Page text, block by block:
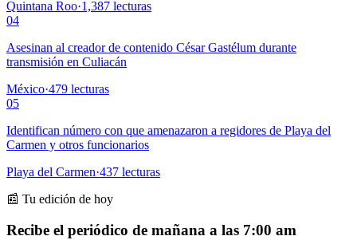
Quintana Roo·1,387 lecturas
04
Asesinan al creador de contenido César Gastélum durante
transmisión en Culiacán
México·479 lecturas
05
Identifican número con que amenazaron a regidores de Playa del
Carmen y otros funcionarios
Playa del Carmen·437 lecturas
📰 Tu edición de hoy
Recibe el periódico de mañana a las 7:00 am